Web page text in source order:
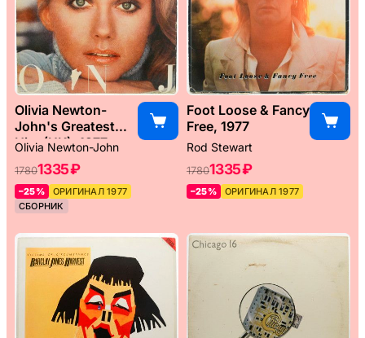
Olivia Newton-
John's Greatest
Hits (UK), 1977
Olivia Newton-John
17801335 ₽
–25%
ОРИГИНАЛ 1977
СБОРНИК
Foot Loose & Fancy
Free, 1977
Rod Stewart
17801335 ₽
–25% ОРИГИНАЛ 1977